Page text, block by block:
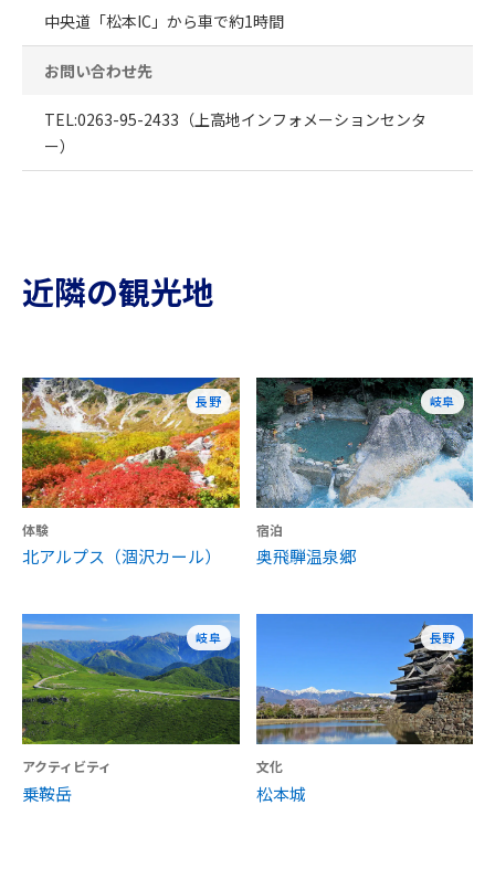
中央道「松本IC」から車で約1時間
お問い合わせ先
TEL:0263-95-2433（上高地インフォメーションセンタ
ー）
近隣の観光地
長野
体験
北アルプス（涸沢カール）
岐阜
宿泊
奥飛騨温泉郷
岐阜
アクティビティ
乗鞍岳
長野
文化
松本城